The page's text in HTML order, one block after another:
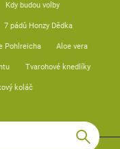
Kdy budou volby
7 pádů Honzy Dědka
Pohlreicha Aloe vera
Tvarohové knedlíky
koláč